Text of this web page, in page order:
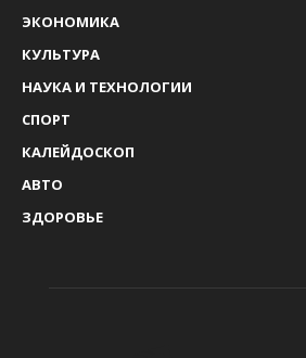
ЭКОНОМИКА
КУЛЬТУРА
НАУКА И ТЕХНОЛОГИИ
СПОРТ
КАЛЕЙДОСКОП
АВТО
ЗДОРОВЬЕ